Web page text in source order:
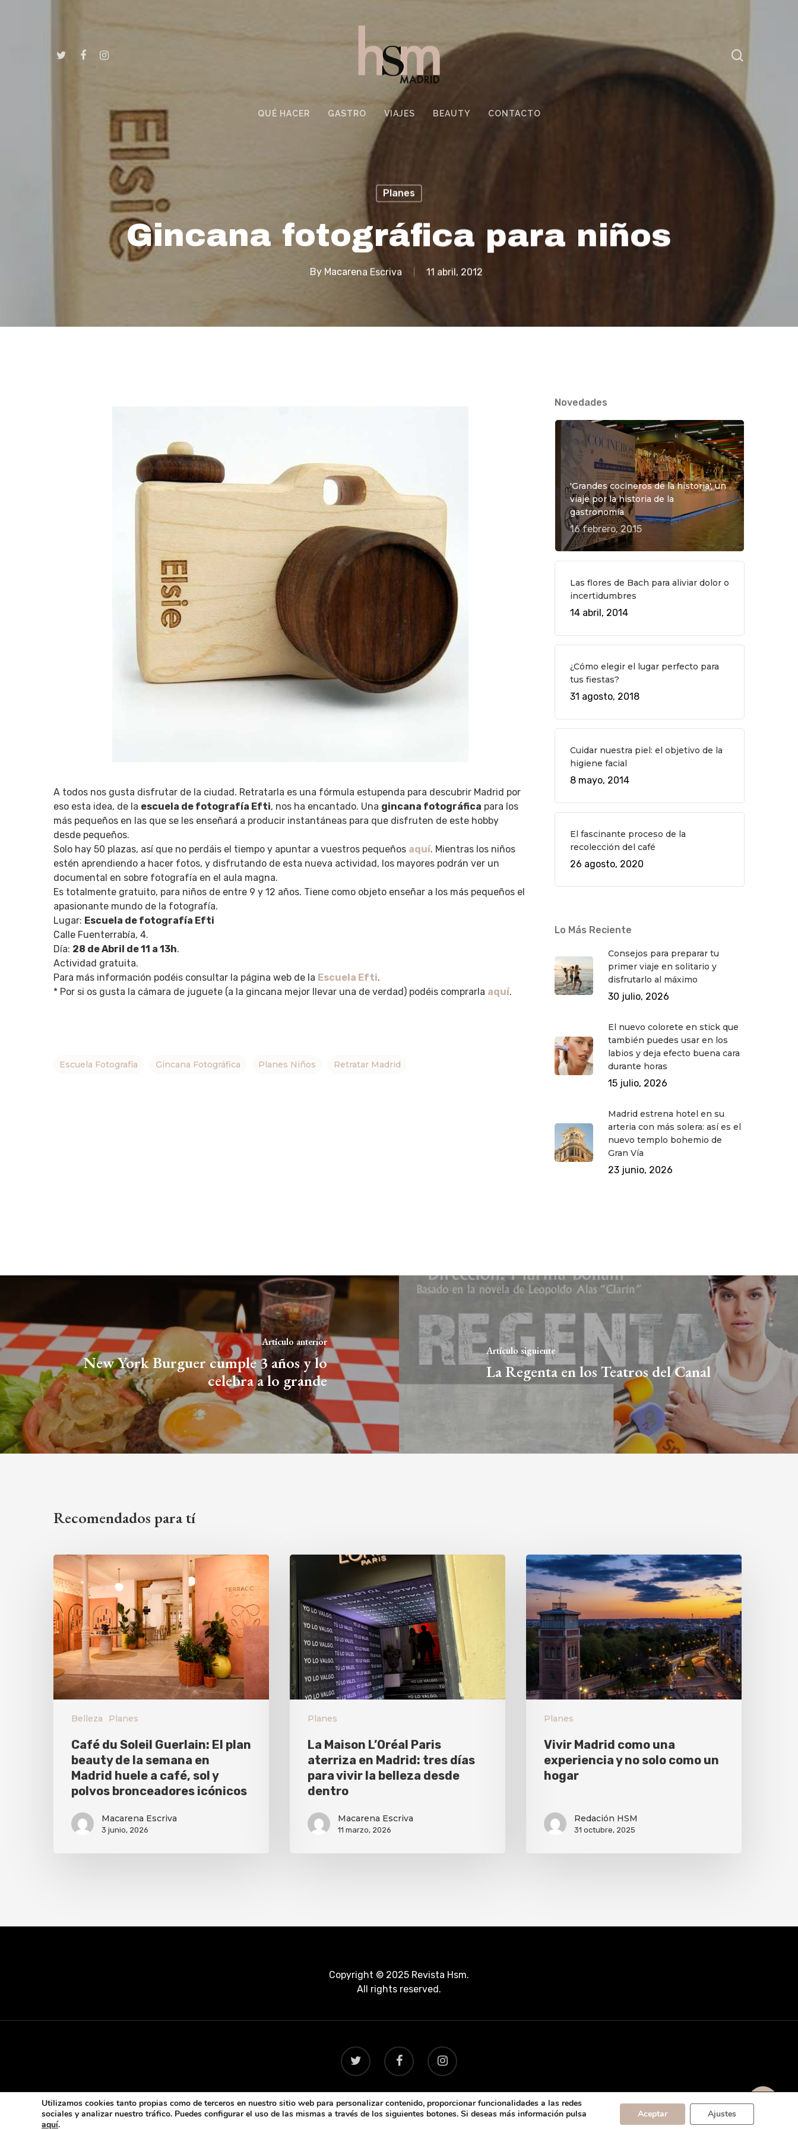
QUÉ HACER GASTRO VIAJES BEAUTY CONTACTO
Planes
Gincana fotográfica para niños
By Macarena Escriva 11 abril, 2012
A todos nos gusta disfrutar de la ciudad. Retratarla es una fórmula estupenda para descubrir Madrid por
eso esta idea, de la escuela de fotografía Efti, nos ha encantado. Una gincana fotográfica para los
más pequeños en las que se les enseñará a producir instantáneas para que disfruten de este hobby
desde pequeños.
Solo hay 50 plazas, así que no perdáis el tiempo y apuntar a vuestros pequeños aquí. Mientras los niños
estén aprendiendo a hacer fotos, y disfrutando de esta nueva actividad, los mayores podrán ver un
documental en sobre fotografía en el aula magna.
Es totalmente gratuito, para niños de entre 9 y 12 años. Tiene como objeto enseñar a los más pequeños el
apasionante mundo de la fotografía.
Lugar: Escuela de fotografía Efti
Calle Fuenterrabía, 4.
Día: 28 de Abril de 11 a 13h.
Actividad gratuita.
Para más información podéis consultar la página web de la Escuela Efti.
* Por si os gusta la cámara de juguete (a la gincana mejor llevar una de verdad) podéis comprarla aquí.
Escuela Fotografía Gincana Fotográfica Planes Niños Retratar Madrid
Novedades
'Grandes cocineros de la historia', un
viaje por la historia de la
gastronomía
16 febrero, 2015
Las flores de Bach para aliviar dolor o
incertidumbres
14 abril, 2014
¿Cómo elegir el lugar perfecto para
tus fiestas?
31 agosto, 2018
Cuidar nuestra piel: el objetivo de la
higiene facial
8 mayo, 2014
El fascinante proceso de la
recolección del café
26 agosto, 2020
Lo Más Reciente
Consejos para preparar tu
primer viaje en solitario y
disfrutarlo al máximo
30 julio, 2026
El nuevo colorete en stick que
también puedes usar en los
labios y deja efecto buena cara
durante horas
15 julio, 2026
Madrid estrena hotel en su
arteria con más solera: así es el
nuevo templo bohemio de
Gran Vía
23 junio, 2026
Artículo anterior
New York Burguer cumple 3 años y lo
celebra a lo grande
Artículo siguiente
La Regenta en los Teatros del Canal
Recomendados para tí
Belleza Planes
Café du Soleil Guerlain: El plan
beauty de la semana en
Madrid huele a café, sol y
polvos bronceadores icónicos
Macarena Escriva
3 junio, 2026
Planes
La Maison L’Oréal Paris
aterriza en Madrid: tres días
para vivir la belleza desde
dentro
Macarena Escriva
11 marzo, 2026
Planes
Vivir Madrid como una
experiencia y no solo como un
hogar
Redación HSM
31 octubre, 2025
Copyright © 2025 Revista Hsm.
All rights reserved.
Utilizamos cookies tanto propias como de terceros en nuestro sitio web para personalizar contenido, proporcionar funcionalidades a las redes
sociales y analizar nuestro tráfico. Puedes configurar el uso de las mismas a través de los siguientes botones. Si deseas más información pulsa
aquí.
Aceptar Ajustes